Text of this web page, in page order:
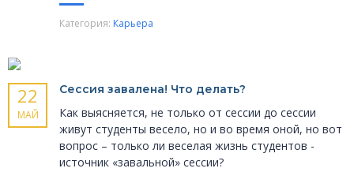
Категория: Карьера
22
МАЙ
Сессия завалена! Что делать?
Как выясняется, не только от сессии до сессии
живут студенты весело, но и во время оной, но вот
вопрос – только ли веселая жизнь студентов -
источник «завальной» сессии?